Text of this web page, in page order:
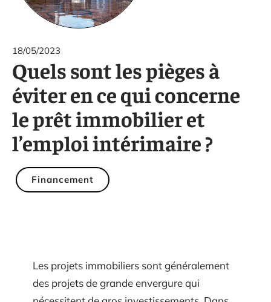
18/05/2023
Quels sont les pièges à
éviter en ce qui concerne
le prêt immobilier et
l’emploi intérimaire ?
Financement
Les projets immobiliers sont généralement
des projets de grande envergure qui